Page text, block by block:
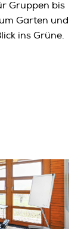
Gruppen bis
Garten und
ins Grüne.